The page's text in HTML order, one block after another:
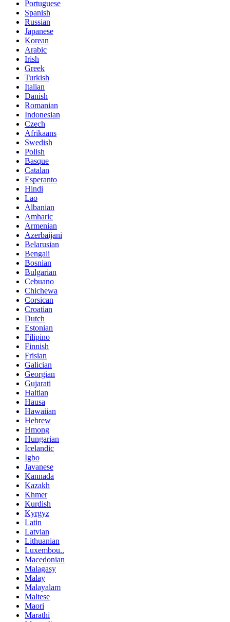
Portuguese
Spanish
Russian
Japanese
Korean
Arabic
Irish
Greek
Turkish
Italian
Danish
Romanian
Indonesian
Czech
Afrikaans
Swedish
Polish
Basque
Catalan
Esperanto
Hindi
Lao
Albanian
Amharic
Armenian
Azerbaijani
Belarusian
Bengali
Bosnian
Bulgarian
Cebuano
Chichewa
Corsican
Croatian
Dutch
Estonian
Filipino
Finnish
Frisian
Galician
Georgian
Gujarati
Haitian
Hausa
Hawaiian
Hebrew
Hmong
Hungarian
Icelandic
Igbo
Javanese
Kannada
Kazakh
Khmer
Kurdish
Kyrgyz
Latin
Latvian
Lithuanian
Luxembou..
Macedonian
Malagasy
Malay
Malayalam
Maltese
Maori
Marathi